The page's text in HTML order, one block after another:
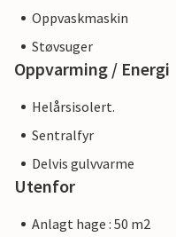
Oppvaskmaskin
Støvsuger
Oppvarming / Energi
Helårsisolert.
Sentralfyr
Delvis gulvvarme
Utenfor
Anlagt hage : 50 m2